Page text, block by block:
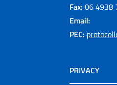
Fax: 06 4938
Email:
PEC:
PRIVACY